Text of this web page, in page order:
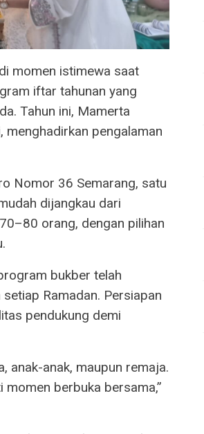
momen istimewa saat
iftar tahunan yang
Tahun ini, Mamerta
pengalaman
Nomor 36 Semarang, satu
dijangkau dari
orang, dengan pilihan
bukber telah
Ramadan. Persiapan
pendukung demi
anak-anak, maupun remaja.
berbuka bersama,”